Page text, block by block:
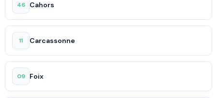
46 Cahors
11 Carcassonne
09 Foix